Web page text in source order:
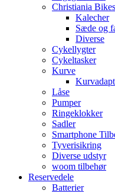
Christiania
Kalecher
Sæde og
Diverse
Cykellygter
Cykeltasker
Kurve
Låse
Pumper
Ringeklokker
Sadler
Smartphone
Tyverisikring
Diverse udstyr
woom tilbehør
Reservedele
Batterier